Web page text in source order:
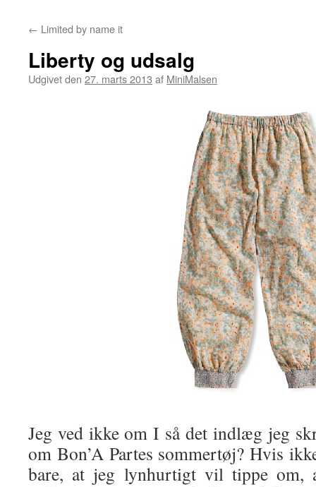
← Limited by name it
Liberty og udsalg
Udgivet den 27. marts 2013 af MiniMalsen
Jeg ved ikke om I så det indlæg jeg
om Bon’A Partes sommertøj? Hvis
bare, at jeg lynhurtigt vil tippe om,